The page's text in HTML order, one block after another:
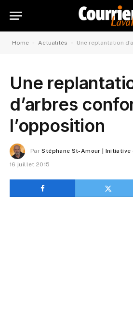
Home - Actualités - Une replantation
Une
d’arbres
l’opposition
Par Stéphane St-Amour |
16 juillet 2015